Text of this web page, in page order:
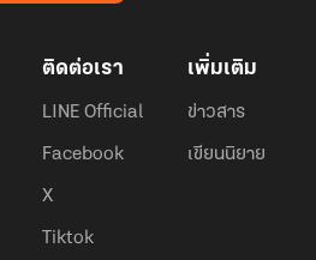
ติดต่อเรา
LINE Official
Facebook
X
Tiktok
เพิ่มเติม
ข่าวสาร
เขียนนิยาย